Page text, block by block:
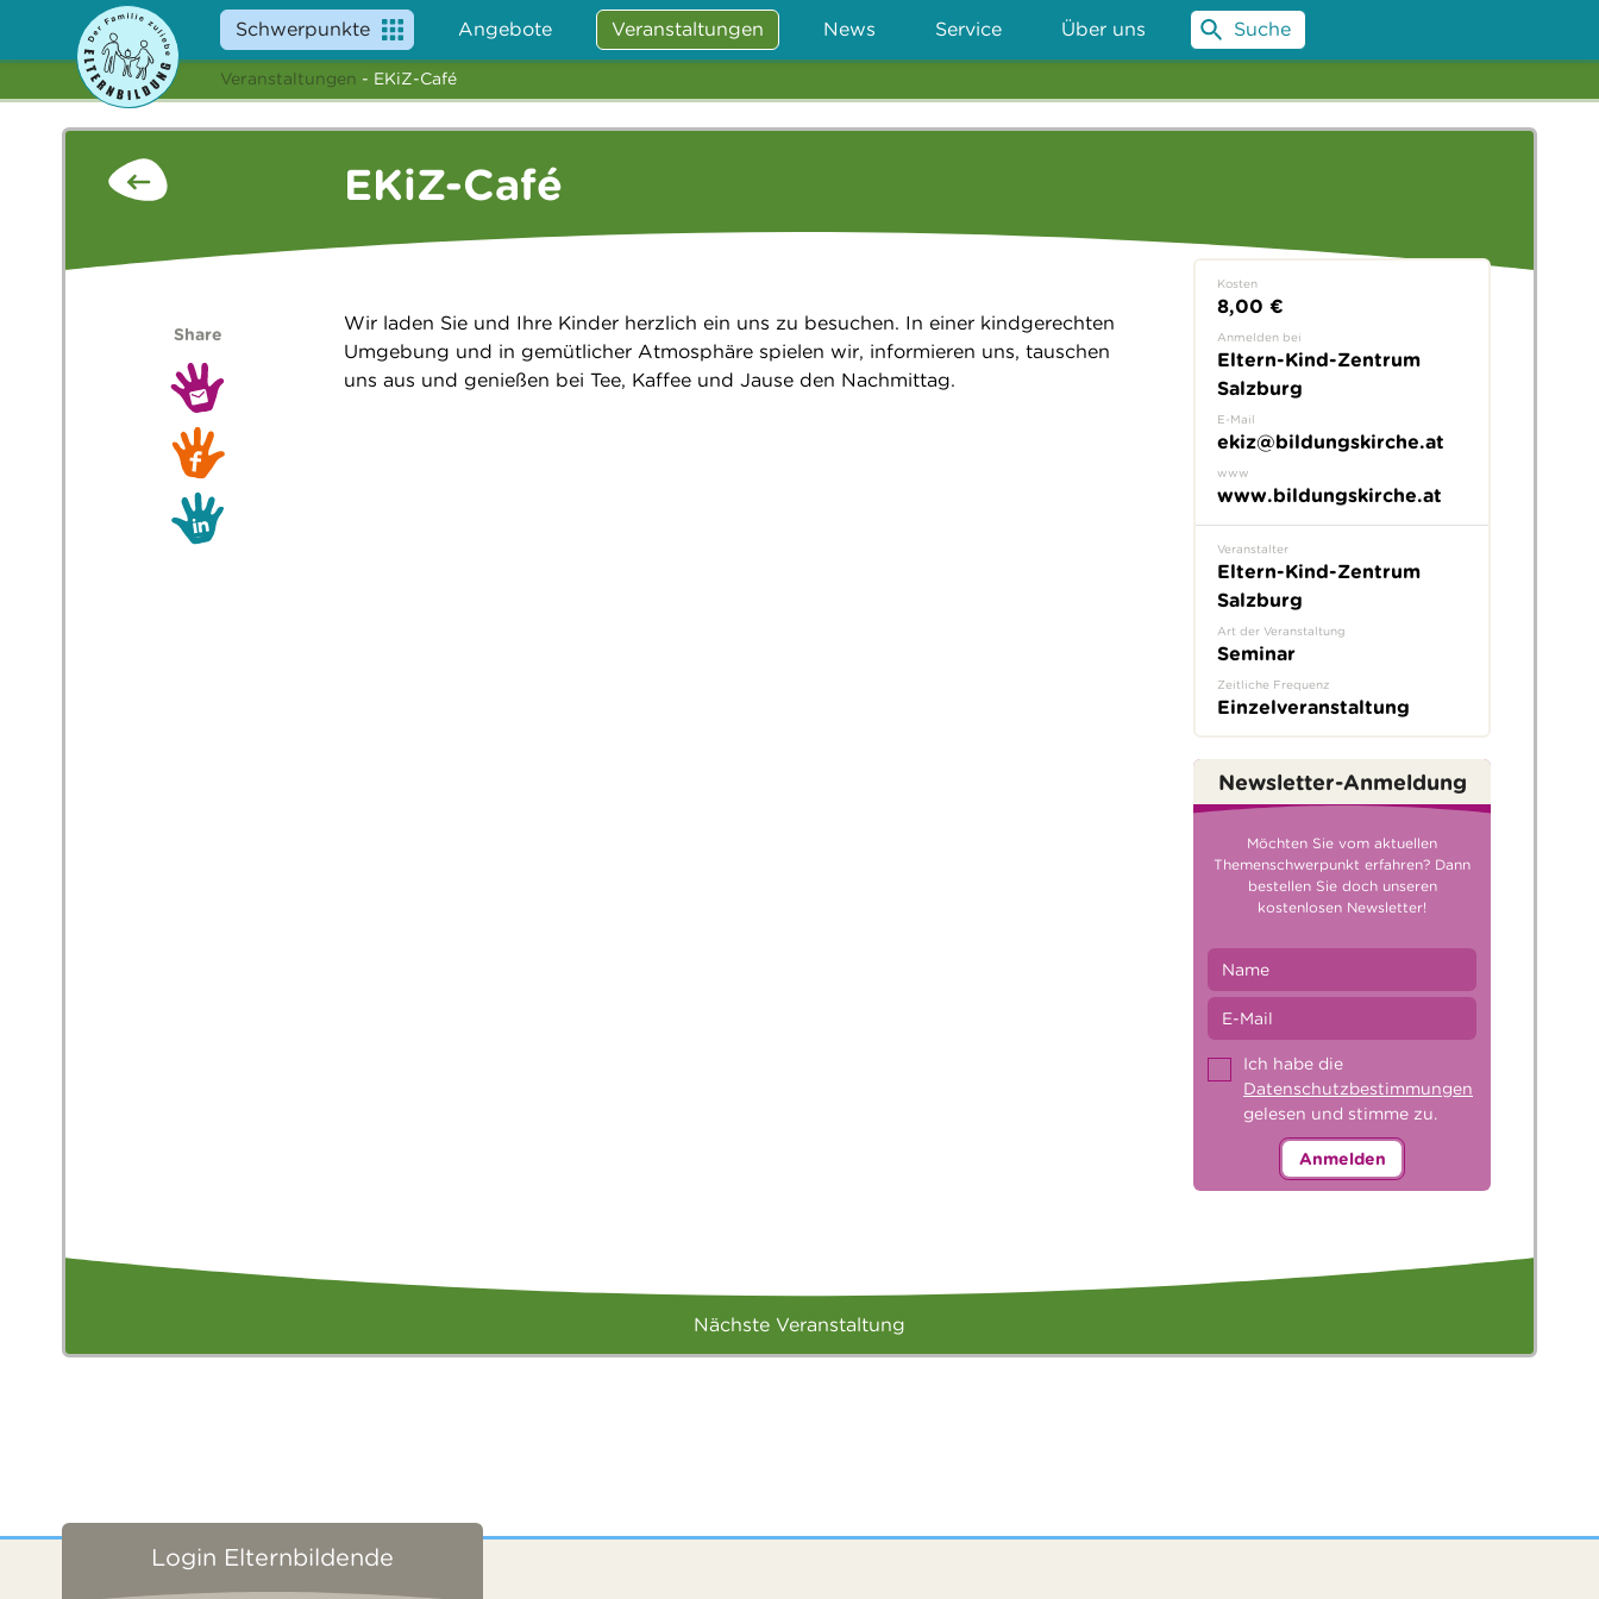
Schwerpunkte Angebote Veranstaltungen News Service Über uns Suche
Veranstaltungen - EKiZ-Café
EKiZ-Café
Wir laden Sie und Ihre Kinder herzlich ein uns zu besuchen. In einer kindgerechten
Umgebung und in gemütlicher Atmosphäre spielen wir, informieren uns, tauschen
uns aus und genießen bei Tee, Kaffee und Jause den Nachmittag.
Share
Kosten
8,00 €
Anmelden bei
Eltern-Kind-Zentrum
Salzburg
E-Mail
ekiz@bildungskirche.at
www
www.bildungskirche.at
Veranstalter
Eltern-Kind-Zentrum
Salzburg
Art der Veranstaltung
Seminar
Zeitliche Frequenz
Einzelveranstaltung
Newsletter-Anmeldung
Möchten Sie vom aktuellen
Themenschwerpunkt erfahren? Dann
bestellen Sie doch unseren
kostenlosen Newsletter!
Ich habe die
Datenschutzbestimmungen
gelesen und stimme zu.
Anmelden
Nächste Veranstaltung
Login Elternbildende